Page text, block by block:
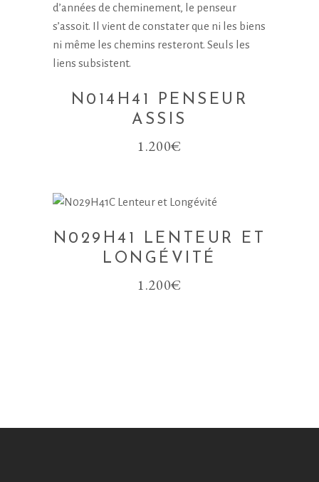
N014H41 PENSEUR
ASSIS
1.200€
N029H41 LENTEUR ET
LONGÉVITÉ
1.200€